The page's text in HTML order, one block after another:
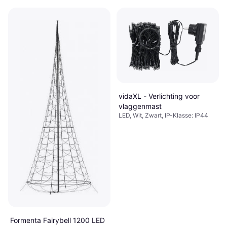
Formenta Fairybell 1200 LED
vidaXL - Verlichting voor
vlaggenmast
LED, Wit, Zwart, IP-Klasse: IP44